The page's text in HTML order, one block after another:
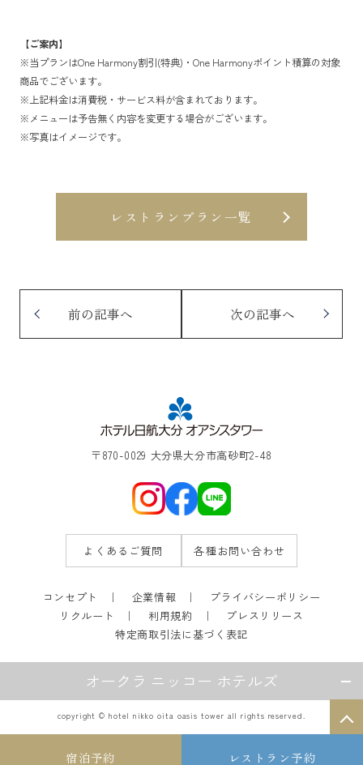
宿泊予約 レストラン予約
【ご案内】
※当プランはOne Harmony割引(特典)・One Harmonyポイント積算の対象
商品でございます。
※上記料金は消費税・サービス料が含まれております。
※メニューは予告無く内容を変更する場合がございます。
※写真はイメージです。
レストランプラン一覧
前の記事へ 次の記事へ
〒870-0029 大分県大分市高砂町2-48
よくあるご質問 各種お問い合わせ
コンセプト 企業情報
プライバシーポリシー
リクルート
利用規約
プレスリリース
特定商取引法に基づく表記
オークラ ニッコー ホテルズ
copyright © hotel nikko oita oasis tower all rights reserved.